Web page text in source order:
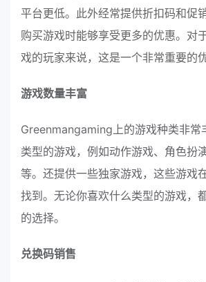
平台更低。此外经常提供折扣码和促
购买游戏时能够享受更多的优惠。对
戏的玩家来说，这是一个非常重要的优
游戏数量丰富
Greenmangaming上的游戏种类非常
类型的游戏，例如动作游戏、角色扮
等。还提供一些独家游戏，这些游戏
找到。无论你喜欢什么类型的游戏，
的选择。
兑换码销售